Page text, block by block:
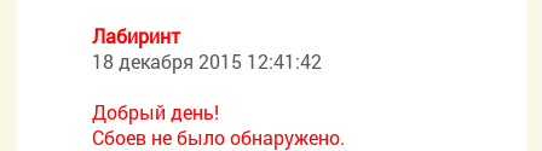
Лабиринт
18 декабря 2015 12:41:42
Добрый день!
Сбоев не было обнаружено.